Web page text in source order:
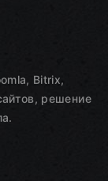
Bitrix,
решение